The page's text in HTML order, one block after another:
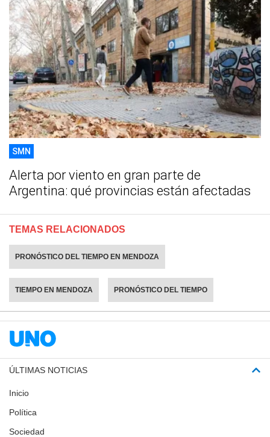
SMN
Alerta por viento en gran parte de
Argentina: qué provincias están afectadas
TEMAS RELACIONADOS
PRONÓSTICO DEL TIEMPO EN MENDOZA
TIEMPO EN MENDOZA PRONÓSTICO DEL TIEMPO
ÚLTIMAS NOTICIAS
Inicio
Política
Sociedad